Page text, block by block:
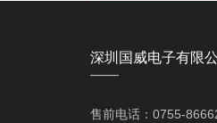
深圳国威电子有限
——
售前电话：0755-